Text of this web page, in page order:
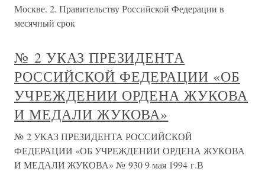
Москве. 2. Правительству Российской Федерации в
месячный срок
№ 2 УКАЗ ПРЕЗИДЕНТА
РОССИЙСКОЙ ФЕДЕРАЦИИ «ОБ
УЧРЕЖДЕНИИ ОРДЕНА ЖУКОВА
И МЕДАЛИ ЖУКОВА»
№ 2 УКАЗ ПРЕЗИДЕНТА РОССИЙСКОЙ
ФЕДЕРАЦИИ «ОБ УЧРЕЖДЕНИИ ОРДЕНА ЖУКОВА
И МЕДАЛИ ЖУКОВА» № 930 9 мая 1994 г.В